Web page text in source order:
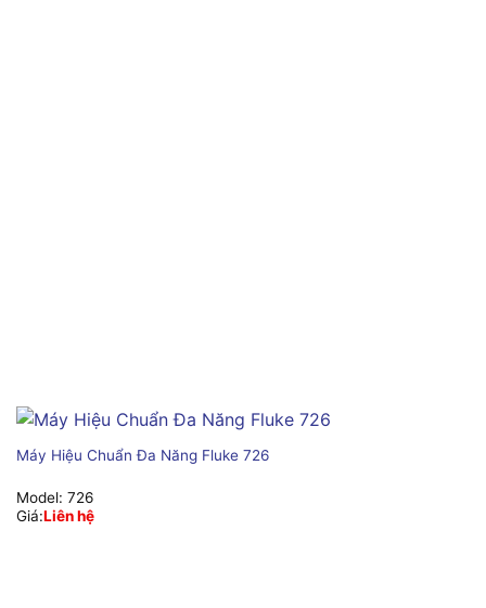
Máy Hiệu Chuẩn Đa Năng Fluke 726
Model: 726
Giá:Liên hệ